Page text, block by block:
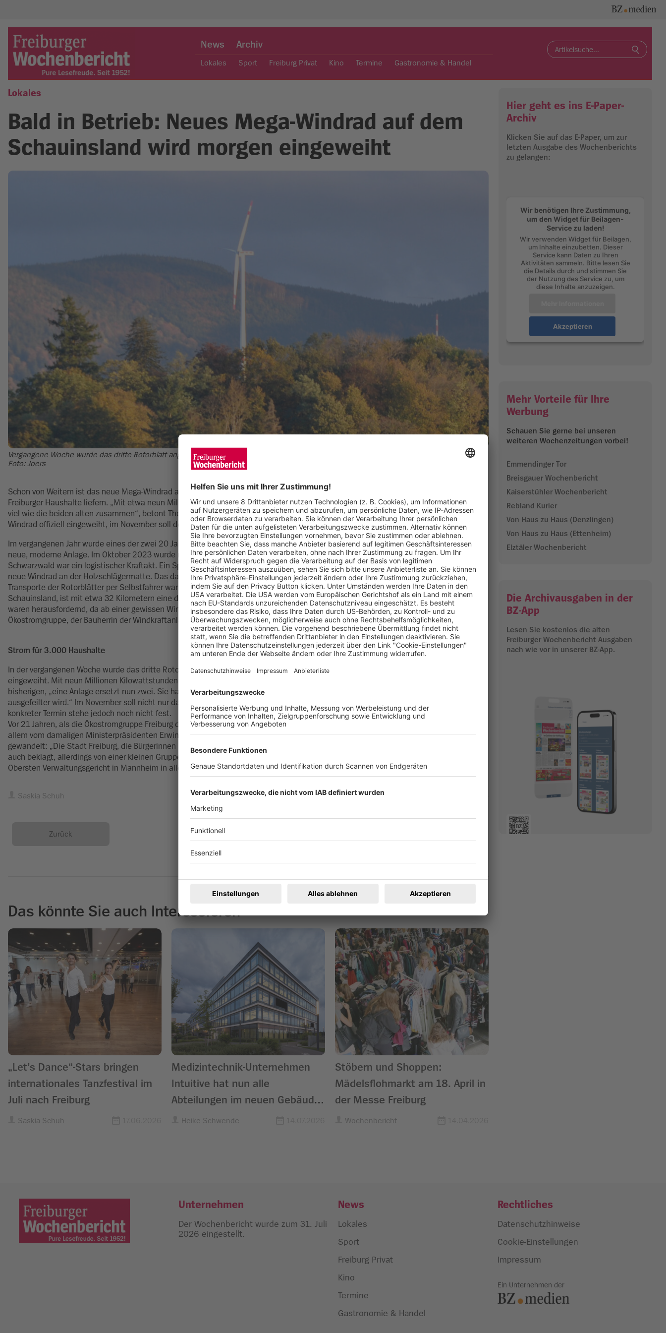
content
Freiburger Wochenbericht
News Archiv
Lokales Sport Freiburg Privat Kino Termine Gastronomie & Handel
Search
for:
Lokales
Bald in Betrieb: Neues Mega-Windrad auf dem
Schauinsland wird morgen eingeweiht
Vergangene Woche wurde das dritte Rotorblatt angebracht, im November soll die neue Anlage an der Holzschlägermatte in Betrieb gehen.
Foto: Joers
Schon von Weitem ist das neue Mega-Windrad an der Holzschlägermatte auf dem Schauinsland sichtbar: es soll Strom für bis zu 3.000
Freiburger Haushalte liefern. „Mit etwa neun Millionen Kilowattstunden im Jahr produziert die Repowering-Anlage mehr als doppelt so
viel wie die beiden alten zusammen“, betont Thomas Schuwald, Geschäftsführer der Ökostromgruppe Freiburg. Morgen wird das neue
Windrad offiziell eingeweiht, im November soll der Betrieb starten.
Im vergangenen Jahr wurde eines der zwei 20 Jahre alten Windräder auf dem Schauinsland gesprengt, um Platz zu machen für eine
neue, moderne Anlage. Im Oktober 2023 wurde mit dem Bau des Fundaments begonnen, der Transport der Bauteile durch den
Schwarzwald war ein logistischer Kraftakt. Ein Spezialtransporter lieferte die Rotorblätter für die zwei Anlagen am Taubenkopf und das
neue Windrad an der Holzschlägermatte. Das dauerte länger als geplant und war an engen Stellen teils Millimeterarbeit. „Die
Transporte der Rotorblätter per Selbstfahrer war eine große Herausforderung. Vom Feldberg, wo die Rotorblätter lagerten, zum
Schauinsland, ist mit etwa 32 Kilometern eine der längsten Selbstfahrerstrecken Deutschlands. Auch die Witterungsbedingungen
waren herausfordernd, da ab einer gewissen Windstärke die Selbstfahrer nicht fahren können“, erklärt Thomas Schuwald von der
Ökostromgruppe, der Bauherrin der Windkraftanlagen.
Strom für 3.000 Haushalte
In der vergangenen Woche wurde das dritte Rotorblatt der insgesamt 229 Meter hohen Anlage montiert, morgen wird diese offiziell
eingeweiht. Mit neun Millionen Kilowattstunden produziertem Strom pro Jahr ist das neue Windrad deutlich leistungsstärker als die
bisherigen, „eine Anlage ersetzt nun zwei. Sie hat mit 25 statt 20 Jahren außerdem eine längere Lebensdauer, da die Technik immer
ausgefeilter wird.“ Im November soll nicht nur das neue Windrad in Betrieb gehen, sondern auch das zweite alte gesprengt werden, ein
konkreter Termin stehe jedoch noch nicht fest.
Vor 21 Jahren, als die Ökostromgruppe Freiburg die beiden Windräder auf dem Schauinsland baute, gab es noch großen Widerstand. Vor
allem vom damaligen Ministerpräsidenten Erwin Teufel, der versuchte, die Genehmigung nachträglich aufzuheben. Das habe sich
gewandelt: „Die Stadt Freiburg, die Bürgerinnen und Bürger und viele weitere Akteure sind für das Projekt. Das Projekt heute wurde zwar
auch beklagt, allerdings von einer kleinen Gruppe von Windkraftgegnern, die von dem Projekt nicht betroffen sind. Die Klage wurde vom
Obersten Verwaltungsgericht in Mannheim in allen Punkten abgewiesen“, so Thomas Schuwald.
Saskia Schuh
Zurück
Hier geht es ins E-Paper-
Archiv
Klicken Sie auf das E-Paper, um zur
letzten Ausgabe des Wochenberichts
zu gelangen:
Wir benötigen Ihre Zustimmung,
um den Widget für Beilagen-
Service zu laden!
Wir verwenden Widget für Beilagen,
um Inhalte einzubetten. Dieser
Service kann Daten zu Ihren
Aktivitäten sammeln. Bitte lesen Sie
die Details durch und stimmen Sie
der Nutzung des Service zu, um
diese Inhalte anzuzeigen.
Akzeptieren
Mehr Vorteile für Ihre
Werbung
Schauen Sie gerne bei unseren
weiteren Wochenzeitungen vorbei!
Emmendinger Tor
Breisgauer Wochenbericht
Kaiserstühler Wochenbericht
Rebland Kurier
Von Haus zu Haus (Denzlingen)
Von Haus zu Haus (Ettenheim)
Elztäler Wochenbericht
Die Archivausgaben in der
BZ-App
Lesen Sie kostenlos die alten
Freiburger Wochenbericht Ausgaben
nach wie vor in unserer BZ-App.
Das könnte Sie auch Interessieren
„Let’s Dance“-Stars bringen
internationales Tanzfestival im
Juli nach Freiburg
Saskia Schuh
Medizintechnik-Unternehmen
Intuitive hat nun alle
Abteilungen im neuen Gebäude
vereint
Heike Schwende
Stöbern und Shoppen:
Mädelsflohmarkt am 18. April in
der Messe Freiburg
Wochenbericht
Unternehmen
Der Wochenbericht wurde zum 31. Juli
2026 eingestellt.
News
Lokales
Sport
Freiburg Privat
Kino
Termine
Gastronomie & Handel
Rechtliches
Datenschutzhinweise
Cookie-Einstellungen
Impressum
Ein Unternehmen der